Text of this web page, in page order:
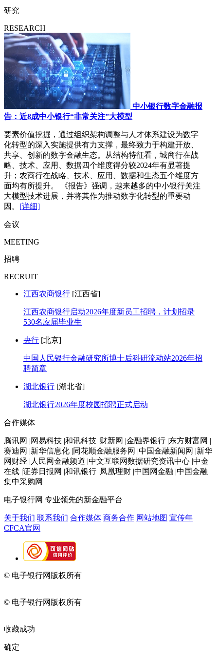
研究
RESEARCH
中小银行数字金融报
告：近8成中小银行“非常关注”大模型
要素价值挖掘，通过组织架构调整与人才体系建设为数字
化转型的深入实施提供有力支撑，最终致力于构建开放、
共享、创新的数字金融生态。从结构特征看，城商行在战
略、技术、应用、数据四个维度得分较2024年有显著提
升；农商行在战略、技术、应用、数据和生态五个维度方
面均有所提升。 《报告》强调，越来越多的中小银行关注
大模型技术进展，并将其作为推动数字化转型的重要动
因。 [详细]
会议
MEETING
招聘
RECRUIT
江西农商银行 [江西省]
江西农商银行启动2026年度新员工招聘，计划招录
530名应届毕业生
央行 [北京]
中国人民银行金融研究所博士后科研流动站2026年招
聘简章
湖北银行 [湖北省]
湖北银行2026年度校园招聘正式启动
合作媒体
腾讯网 |网易科技 |和讯科技 |财新网 |金融界银行 |东方财富网 |
赛迪网 |新华信息化 |同花顺金融服务网 |中国金融新闻网 |新华
网财经 |人民网金融频道 |中文互联网数据研究资讯中心 |中金
在线 |证券日报网 |和讯银行 |凤凰理财 |中国网金融 |中国金融
集中采购网
电子银行网 专业领先的新金融平台
关于我们 联系我们 合作媒体 商务合作 网站地图 宣传年
CFCA官网
© 电子银行网版权所有
© 电子银行网版权所有
收藏成功
确定